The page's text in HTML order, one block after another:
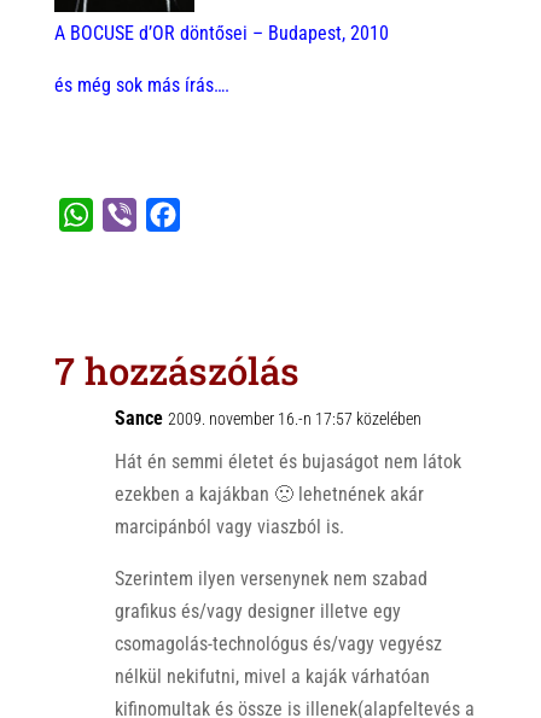
A BOCUSE d’OR döntősei – Budapest, 2010
és még sok más írás….
A
o
o
7 hozzászólás
Sance 2009. november 16.-n 17:57 közelében
Hát én semmi életet és bujaságot nem látok
ezekben a kajákban 🙁 lehetnének akár
marcipánból vagy viaszból is.
Szerintem ilyen versenynek nem szabad
grafikus és/vagy designer illetve egy
csomagolás-technológus és/vagy vegyész
nélkül nekifutni, mivel a kaják várhatóan
kifinomultak és össze is illenek(alapfeltevés a